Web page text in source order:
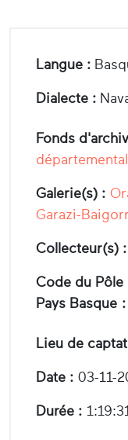
Langue :
Dialecte :
Fonds
Galerie(s) :
Garazi-
Collecteur(s) :
Code du Pôle
Pays Basque :
Lieu de
Date : 03-11-
Durée : 1:19:31